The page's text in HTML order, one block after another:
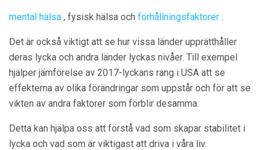
mental hälsa , fysisk hälsa och förhållningsfaktorer .
Det är också viktigt att se hur vissa länder upprätthåller
deras lycka och andra länder lyckas nivåer. Till exempel
hjälper jämförelse av 2017-lyckans rang i USA att se
effekterna av olika förändringar som uppstår och för att se
vikten av andra faktorer som förblir desamma.
Detta kan hjälpa oss att förstå vad som skapar stabilitet i
lycka och vad som är viktigast att driva i våra liv.